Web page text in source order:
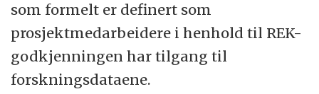
som formelt er definert som
prosjektmedarbeidere i henhold til REK-
godkjenningen har tilgang til
forskningsdataene.